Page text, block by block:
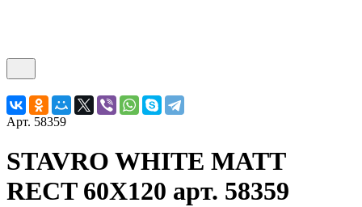
Арт. 58359
STAVRO WHITE MATT
RECT 60X120 арт. 58359